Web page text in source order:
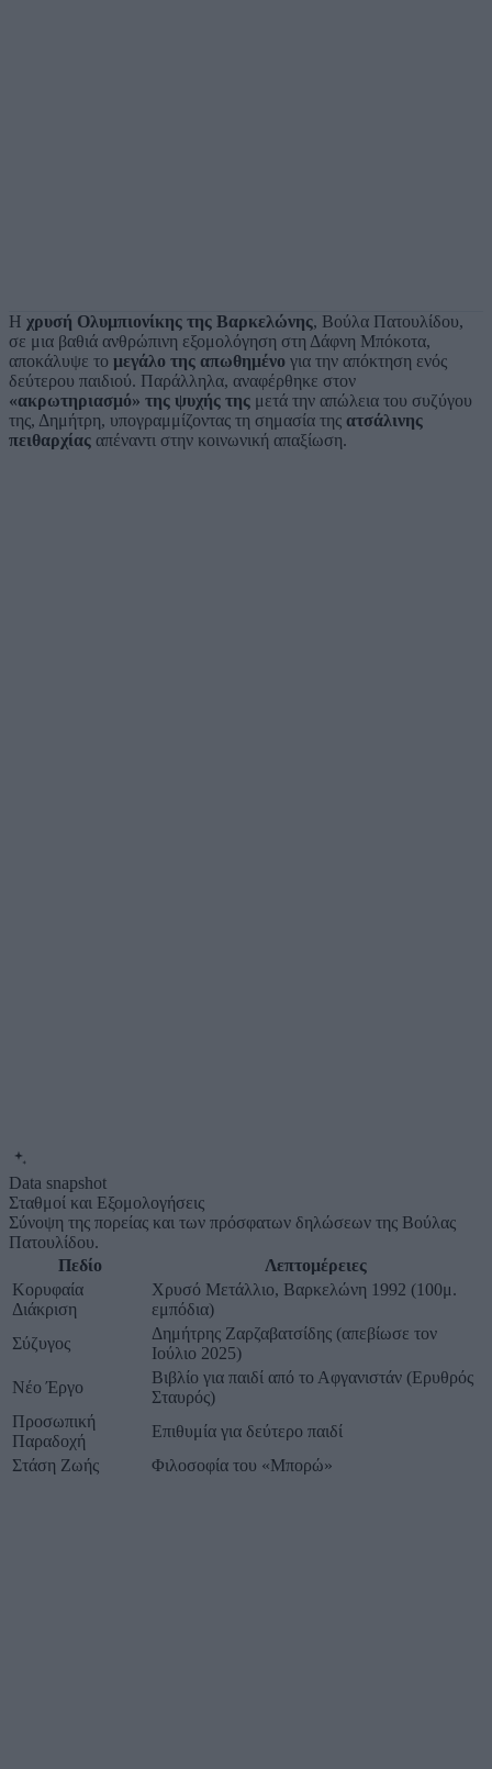
Η χρυσή Ολυμπιονίκης της Βαρκελώνης, Βούλα Πατουλίδου,
σε μια βαθιά ανθρώπινη εξομολόγηση στη Δάφνη Μπόκοτα,
αποκάλυψε το μεγάλο της απωθημένο για την απόκτηση ενός
δεύτερου παιδιού. Παράλληλα, αναφέρθηκε στον
«ακρωτηριασμό» της ψυχής της μετά την απώλεια του συζύγου
της, Δημήτρη, υπογραμμίζοντας τη σημασία της ατσάλινης
πειθαρχίας απέναντι στην κοινωνική απαξίωση.
Data snapshot
Σταθμοί και Εξομολογήσεις
Σύνοψη της πορείας και των πρόσφατων δηλώσεων της Βούλας
Πατουλίδου.
Πεδίο
Λεπτομέρειες
Κορυφαία
Διάκριση
Χρυσό Μετάλλιο, Βαρκελώνη 1992 (100μ.
εμπόδια)
Σύζυγος
Δημήτρης Ζαρζαβατσίδης (απεβίωσε τον
Ιούλιο 2025)
Νέο Έργο
Βιβλίο για παιδί από το Αφγανιστάν (Ερυθρός
Σταυρός)
Προσωπική
Παραδοχή
Επιθυμία για δεύτερο παιδί
Στάση Ζωής
Φιλοσοφία του «Μπορώ»